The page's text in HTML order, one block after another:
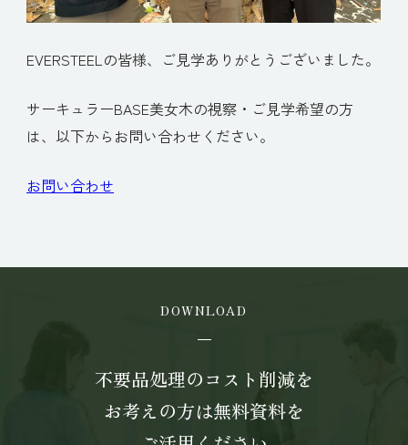
EVERSTEELの皆様、ご見学ありがとうございました。
サーキュラーBASE美女木の視察・ご見学希望の方
は、以下からお問い合わせください。
お問い合わせ
DOWNLOAD
不要品処理のコスト削減を
お考えの方は無料資料を